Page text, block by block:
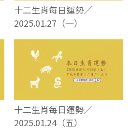
十二生肖每日運勢／
2025.01.27（一）
十二生肖每日運勢／
2025.01.24（五）